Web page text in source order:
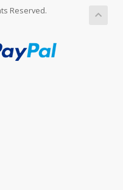
Reserved.